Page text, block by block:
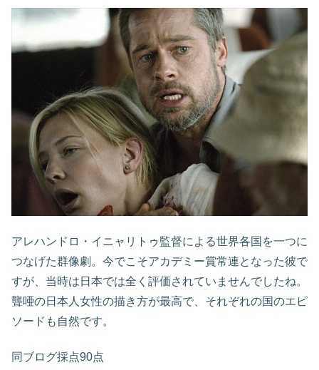
アレハンドロ・イニャリトゥ監督による世界各国を一つに
つなげた群像劇。今でこそアカデミー賞常連となった彼で
すが、当時は日本では全く評価されていませんでしたね。
聾唖の日本人女性の描き方が最高で、それぞれの国のエピ
ソードも自然です。
同ブログ採点90点